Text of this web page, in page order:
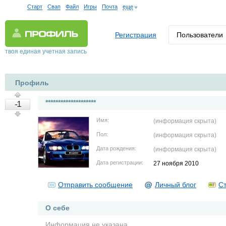
Старт Свап Файл Игры Почта еще
твоя единая учетная запись
Регистрация Пользователи
Профиль
-1 ********************
Имя: (информация скрыта)
Пол: (информация скрыта)
Дата рождения: (информация скрыта)
Дата регистрации: 27 ноября 2010
Отправить сообщение Личный блог
О себе